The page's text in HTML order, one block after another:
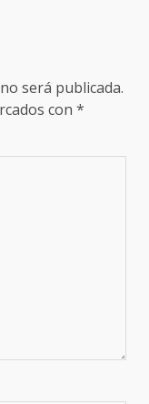
será publicada.
con *